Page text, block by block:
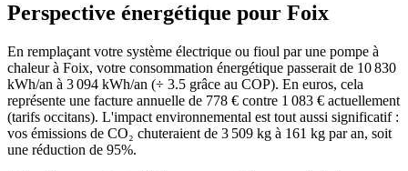
Perspective énergétique pour Foix
En remplaçant votre système électrique ou fioul par une pompe à
chaleur à Foix, votre consommation énergétique passerait de 10 830
kWh/an à 3 094 kWh/an (÷ 3.5 grâce au COP). En euros, cela
représente une facture annuelle de 778 € contre 1 083 € actuellement
(tarifs occitans). L'impact environnemental est tout aussi significatif :
vos émissions de CO₂ chuteraient de 3 509 kg à 161 kg par an, soit
une réduction de 95%.